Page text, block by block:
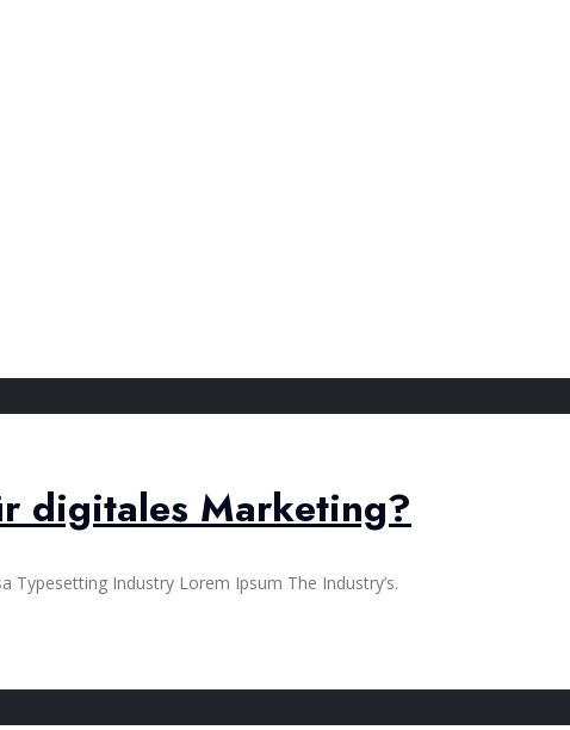
digitales Marketing?
Typesetting Industry Lorem Ipsum The Industry’s.